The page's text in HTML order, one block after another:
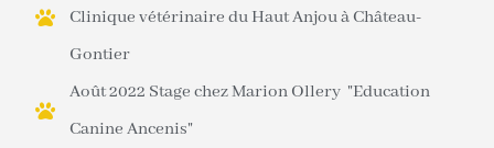
Clinique vétérinaire du Haut Anjou à Château-
Gontier
Août 2022 Stage chez Marion Ollery "Education
Canine Ancenis"